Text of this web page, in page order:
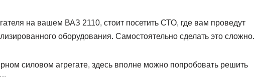
на вашем ВАЗ 2110, стоит посетить СТО, где вам проведут
оборудования. Самостоятельно сделать это сложно.
силовом агрегате, здесь вполне можно попробовать решить